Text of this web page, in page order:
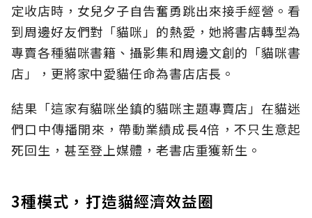
定收店時，女兒夕子自告奮勇跳出來接手經營。看
到周邊好友們對「貓咪」的熱愛，她將書店轉型為
專賣各種貓咪書籍、攝影集和周邊文創的「貓咪書
店」，更將家中愛貓任命為書店店長。
結果「這家有貓咪坐鎮的貓咪主題專賣店」在貓迷
們口中傳播開來，帶動業績成長4倍，不只生意起
死回生，甚至登上媒體，老書店重獲新生。
3種模式，打造貓經濟效益圈